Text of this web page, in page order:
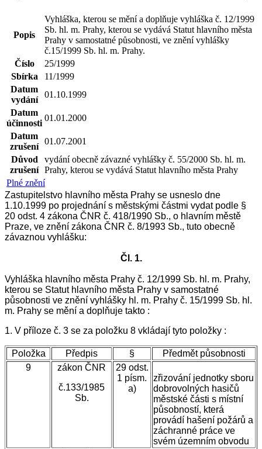
Popis
Vyhláška, kterou se mění a doplňuje vyhláška č. 12/1999
Sb. hl. m. Prahy, kterou se vydává Statut hlavního města
Prahy v samostatné působnosti, ve znění vyhlášky
č.15/1999 Sb. hl. m. Prahy.
Číslo
25/1999
Sbírka
11/1999
Datum
vydání
01.10.1999
Datum
účinnosti
01.01.2000
Datum
zrušení
01.07.2001
Důvod
zrušení
vydání obecně závazné vyhlášky č. 55/2000 Sb. hl. m.
Prahy, kterou se vydává Statut hlavního města Prahy
Plné znění
Zastupitelstvo hlavního města Prahy se usneslo dne
1.10.1999 po projednání s městskými částmi vydat podle §
20 odst. 4 zákona ČNR č. 418/1990 Sb., o hlavním městě
Praze, ve znění zákona ČNR č. 8/1993 Sb., tuto obecně
závaznou vyhlášku:
Čl. 1.
Vyh láška hlavního města Prahy č. 12/1999 Sb. hl. m. Prahy,
kterou se Statut hlavního města Prahy v samostatné
působnosti ve znění vyhlášky hl. m. Prahy č. 15/1999 Sb. hl.
m. Prahy se mění a doplňuje takto :
1. V příloze č. 3 se za položku 8 vkládají tyto položky :
Položka Předpis §
Předmět působnosti
9
zákon ČNR
č.133/1985
Sb.
29 odst.
1 písm.
a)
zřizování jednotky sboru
dobrovolných hasičů
městské části s místní
působností, která
provádí hašení požárů a
záchranné práce ve
svém územním obvodu